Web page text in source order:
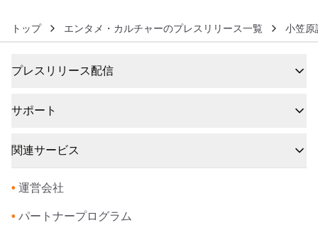
トップ エンタメ・カルチャーのプレスリリース一覧 小笠原
プレスリリース配信
サポート
関連サービス
• 運営会社
• パートナープログラム